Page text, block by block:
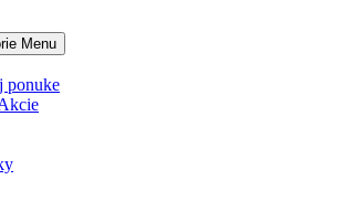
Menu
ponuke